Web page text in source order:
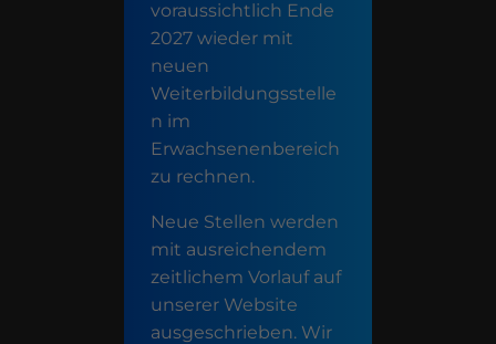
voraussichtlich Ende
2027 wieder mit
neuen
Weiterbildungsstelle
n im
Erwachsenenbereich
zu rechnen.
Neue Stellen werden
mit ausreichendem
zeitlichem Vorlauf auf
unserer Website
ausgeschrieben. Wir